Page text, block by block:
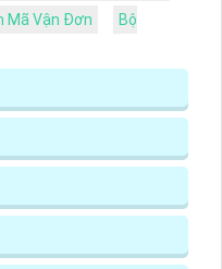
Mã Vận Đơn
Bộ